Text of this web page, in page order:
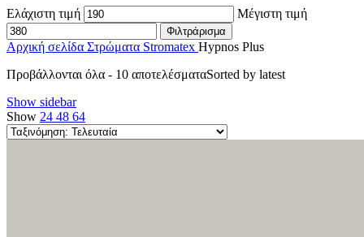
Ελάχιστη τιμή Μέγιστη τιμή
Φιλτράρισμα
Αρχική σελίδα Στρώματα Stromatex Hypnos Plus
Προβάλλονται όλα - 10 αποτελέσματαSorted by latest
Show sidebar
Show 24 48 64